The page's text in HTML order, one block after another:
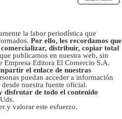
la labor periodística que
Por ello, les recordamos que
distribuir, copiar total
que publicamos en nuestra web, sin
Empresa Editora El Comercio S.A.
el enlace de nuestras
puedan acceder a información
nuestra fuente oficial.
disfrutar de todo el contenido
y valorar este esfuerzo.